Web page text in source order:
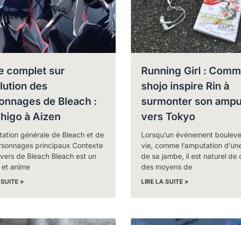
complet sur
des
de Bleach :
à Aizen
générale de Bleach et de
principaux Contexte
de Bleach Bleach est un
anime
»
Running Girl :
shojo inspire Rin à
surmonter son
vers Tokyo
Lorsqu’un événement
vie, comme l’amputation
de sa jambe, il est naturel de
des moyens de
LIRE LA SUITE »